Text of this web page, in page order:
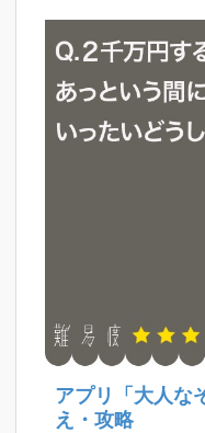
アプリ「大人な
え・攻略